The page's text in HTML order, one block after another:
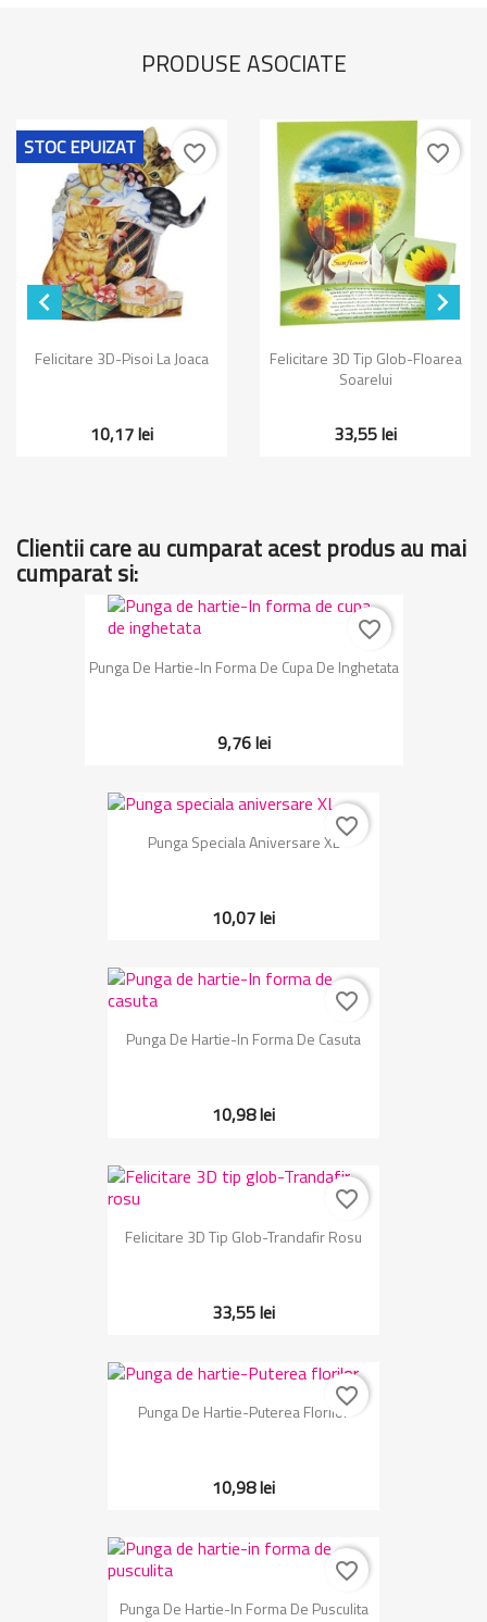
PRODUSE ASOCIATE

Felicitare 3D-Pisoi La Joaca
10,17 lei
STOC EPUIZAT favorite_border
Felicitare 3D Tip Glob-Floarea
Soarelui
33,55 lei
favorite_border

Clientii care au cumparat acest produs au mai
cumparat si:
Punga De Hartie-In Forma De Cupa De Inghetata
9,76 lei
favorite_border
Punga Speciala Aniversare XL
10,07 lei
favorite_border
Punga De Hartie-In Forma De Casuta
10,98 lei
favorite_border
Felicitare 3D Tip Glob-Trandafir Rosu
33,55 lei
favorite_border
Punga De Hartie-Puterea Florilor
10,98 lei
favorite_border
Punga De Hartie-In Forma De Pusculita
favorite_border